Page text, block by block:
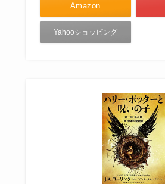
Amazon
Yahooショッピング